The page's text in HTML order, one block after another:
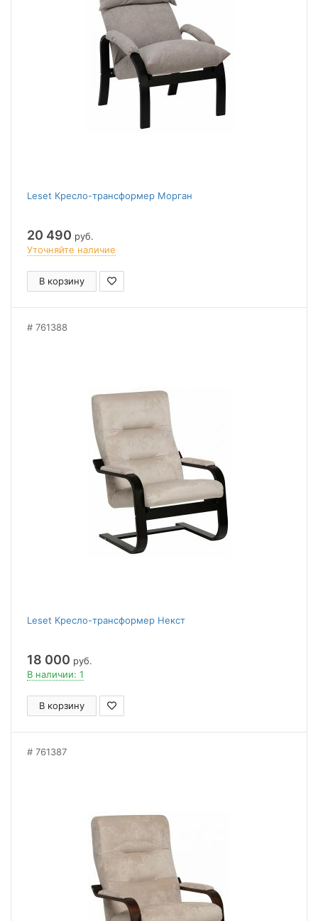
Leset Кресло-трансформер Морган
20 490 руб.
Уточняйте наличие
В корзину
761388
Leset Кресло-трансформер Некст
18 000 руб.
В наличии: 1
В корзину
761387